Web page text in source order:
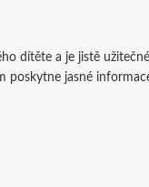
dítěte a je jistě
poskytne jasné